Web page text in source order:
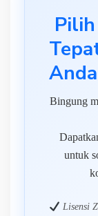
Anda
Bingung
untuk
Lisensi